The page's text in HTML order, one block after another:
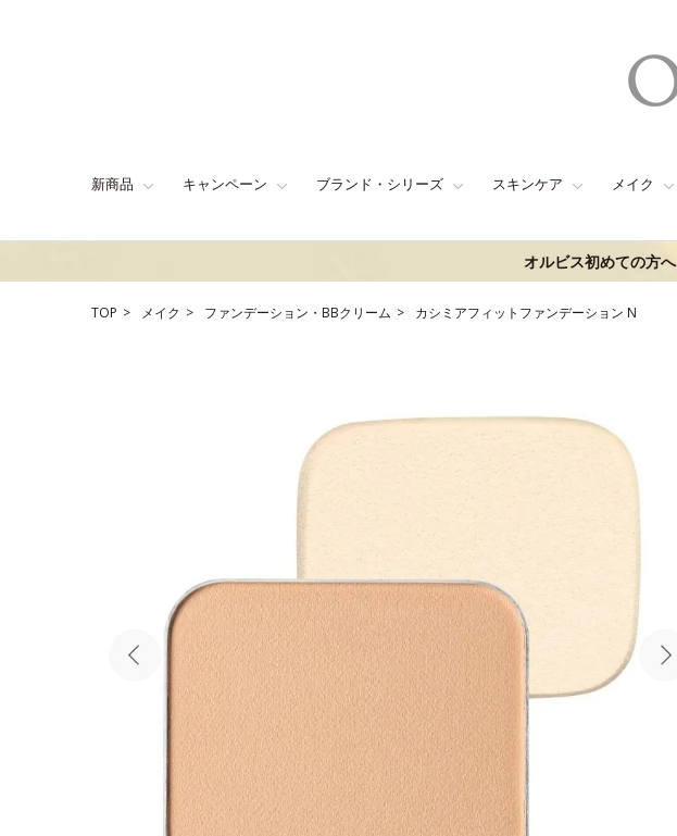
新商品 キャンペーン ブランド・シリーズ スキンケア メイク
オルビス初めての方へ
TOP メイク ファンデーション・BBクリーム カシミアフィットファンデーション N